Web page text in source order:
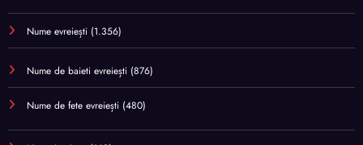
Nume evreiești (1.356)
Nume de baieti evreiești (876)
Nume de fete evreiești (480)